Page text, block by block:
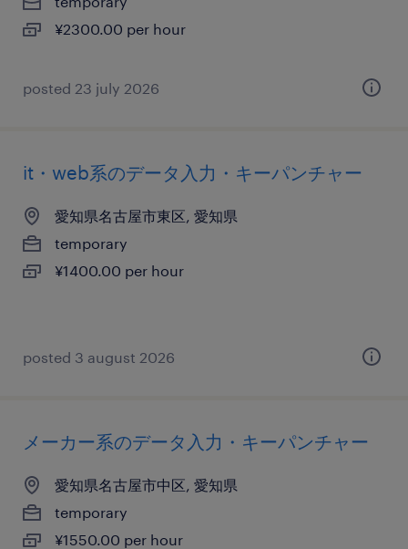
¥2300.00 per hour
posted 23 july 2026
it・web系のデータ入力・キーパンチャー
愛知県名古屋市東区, 愛知県
temporary
¥1400.00 per hour
posted 3 august 2026
メーカー系のデータ入力・キーパンチャー
愛知県名古屋市中区, 愛知県
temporary
¥1550.00 per hour